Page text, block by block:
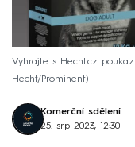
Vyhrajte s Hecht.cz
Hecht/Prominent
Komerční sdělení
25. srp 2023, 12:30